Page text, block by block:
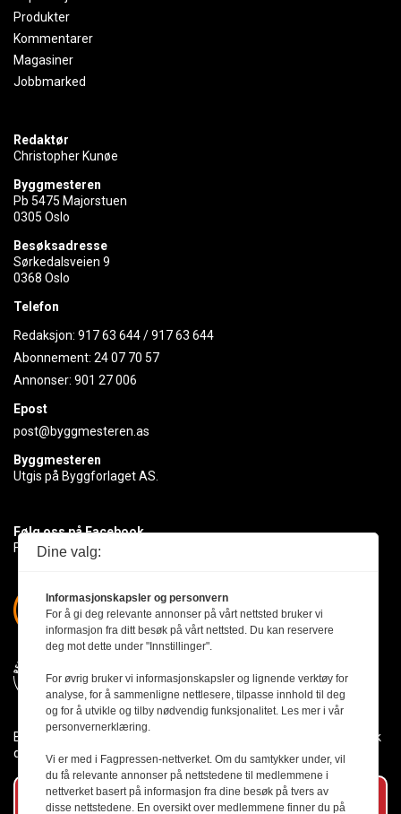
Produkter
Kommentarer
Magasiner
Jobbmarked
Redaktør
Christopher Kunøe
Byggmesteren
Pb 5475 Majorstuen
0305 Oslo
Besøksadresse
Sørkedalsveien 9
0368 Oslo
Telefon
Redaksjon: 917 63 644/917 63 644
Abonnement: 24 07 70 57
Annonser: 901 27 006
Epost
post@byggmesteren.as
Byggmesteren
Utgis på Byggforlaget AS.
Følg oss på Facebook
Få med deg det siste innen byggebransjen
Byggmesteren følger Vær Varsom-plakaten og presseetikken slik
den er nedfelt i Redaktørplakaten.
Abonner på vårt nyhetsbrev
Dine valg:
Informasjonskapsler og personvern
For å gi deg relevante annonser på vårt nettsted bruker vi
informasjon fra ditt besøk på vårt nettsted. Du kan reservere
deg mot dette under "Innstillinger".
For øvrig bruker vi informasjonskapsler og lignende verktøy for
analyse, for å sammenligne nettlesere, tilpasse innhold til deg
og for å utvikle og tilby nødvendig funksjonalitet. Les mer i vår
personvernerklæring.
Vi er med i Fagpressen-nettverket. Om du samtykker under, vil
du få relevante annonser på nettstedene til medlemmene i
nettverket basert på informasjon fra dine besøk på tvers av
disse nettstedene. En oversikt over medlemmene finner du på